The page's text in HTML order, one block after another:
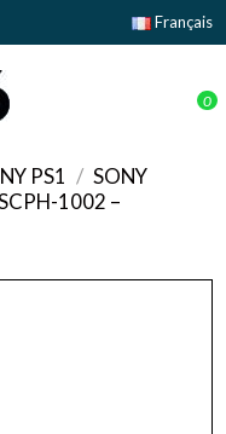
Français
0
PS1
SONY
1002 –